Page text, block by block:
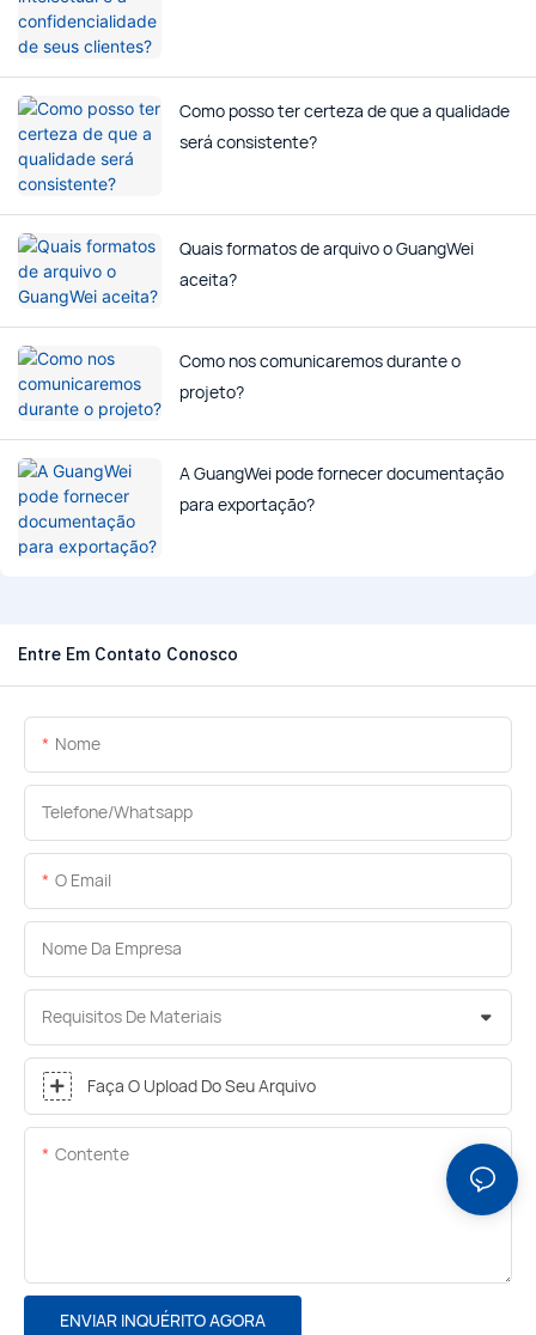
Como posso ter certeza de que a qualidade
será consistente?
Quais formatos de arquivo o GuangWei
aceita?
Como nos comunicaremos durante o
projeto?
A GuangWei pode fornecer documentação
para exportação?
Entre Em Contato Conosco
Nome
Telefone/whatsapp
O Email
Nome Da Empresa
Requisitos De Materiais
Faça O Upload Do Seu Arquivo
Contente
ENVIAR INQUÉRITO AGORA